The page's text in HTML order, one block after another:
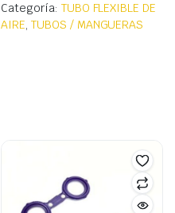
Categoría: TUBO FLEXIBLE DE
AIRE, TUBOS / MANGUERAS